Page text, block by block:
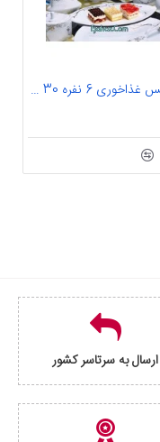
سرویس غذاخوری 6 نفره 30 پارچه چینی پردیس کاشان قالب پاریس آنیا-122 کد طرح 122
ارسال به سرتاسر کشور